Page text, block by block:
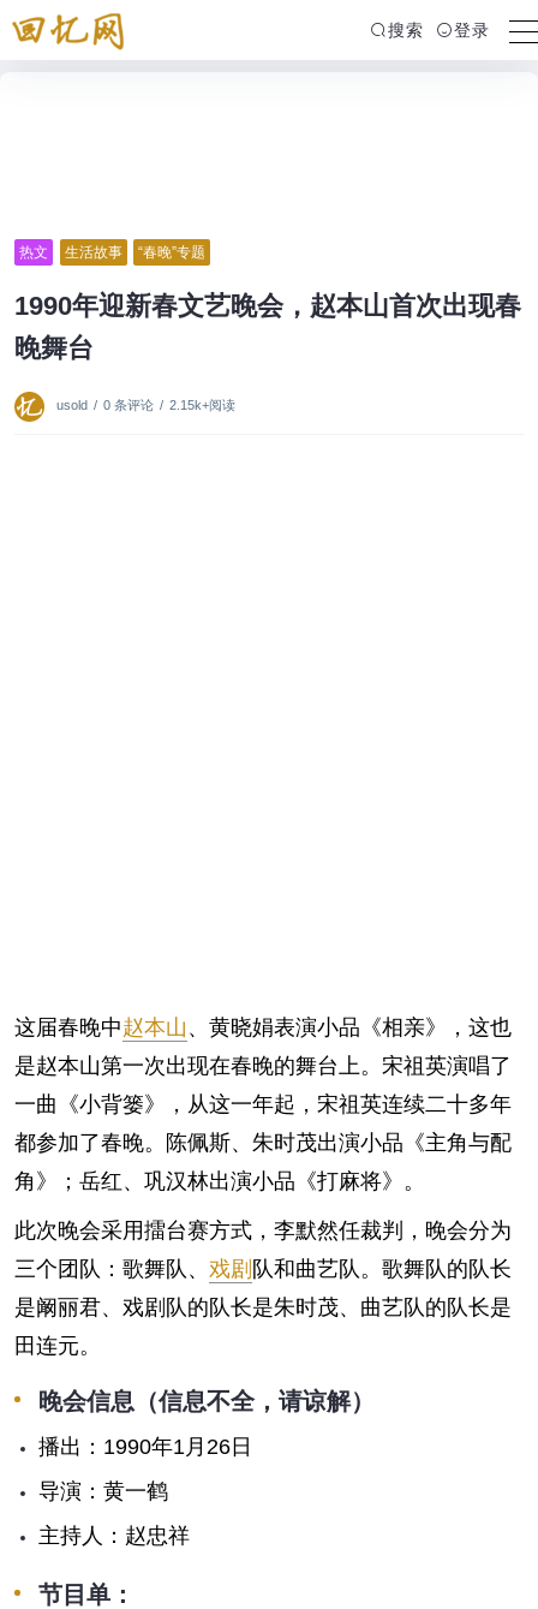
搜索 登录
热文 生活故事 “春晚”专题
1990年迎新春文艺晚会，赵本山首次出现春
晚舞台
usold / 0 条评论 / 2.15k+阅读
这届春晚中赵本山 、黄晓娟表演小品《相亲》，这也
是赵本山第一次出现在春晚的舞台上。宋祖英演唱了
一曲《小背篓》，从这一年起，宋祖英连续二十多年
都参加了春晚。陈佩斯、朱时茂出演小品《主角与配
角》；岳红、巩汉林出演小品《打麻将》。
此次晚会采用擂台赛方式，李默然任裁判，晚会分为
三个团队：歌舞队、 戏剧 队和曲艺队。歌舞队的队长
是阚丽君、戏剧队的队长是朱时茂、曲艺队的队长是
田连元。
晚会信息（信息不全，请谅解）
播出：1990年1月26日
导演：黄一鹤
主持人：赵忠祥
节目单：